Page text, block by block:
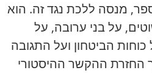
מנסה ללכת נגד זה. הוא
על בני ערובה, על
הביטחון ועל התגובה
החזרת ההקשר ההיסטורי